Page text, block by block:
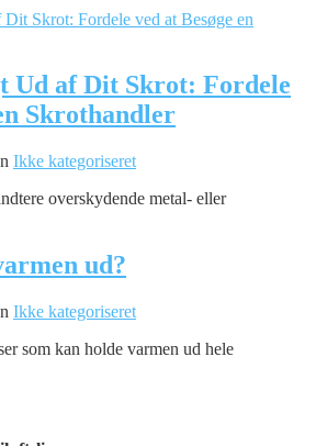
Ud af Dit Skrot: Fordele
Skrothandler
Ikke kategoriseret
overskydende metal- eller
ud?
Ikke kategoriseret
som kan holde varmen ud hele